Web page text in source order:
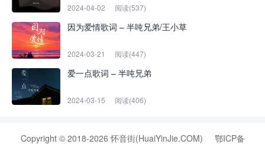
2024-04-02 阅读(537)
因为爱情歌词 – 半吨兄弟/王小草
2024-03-21 阅读(447)
爱一点歌词 – 半吨兄弟
2024-03-15 阅读(406)
Copyright © 2018-2026 怀音街(HuaiYinJie.COM) 鄂ICP备